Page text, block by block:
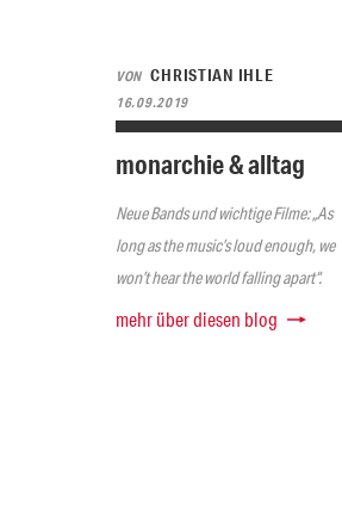
VON CHRISTIAN IHLE
16.09.2019
monarchie & alltag
Neue Bands und wichtige Filme: „As
long as the music’s loud enough, we
won’t hear the world falling apart“.
mehr über diesen blog